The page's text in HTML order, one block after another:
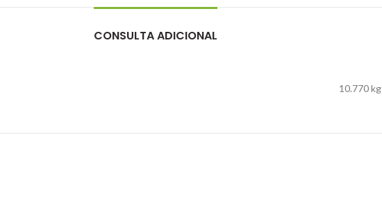
CONSULTA ADICIONAL
10.770 kg